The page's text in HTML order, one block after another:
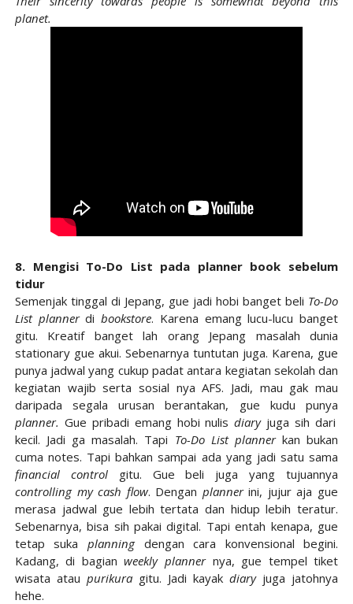
planet.
8. Mengisi To-Do List pada planner book sebelum
tidur
Semenjak tinggal di Jepang, gue jadi hobi banget beli To-Do
List plannerdibookstore. Karena emang lucu-lucu banget
gitu. Kreatif banget lah orang Jepang masalah dunia
stationary gue akui. Sebenarnya tuntutan juga. Karena, gue
punya jadwal yang cukup padat antara kegiatan sekolah dan
kegiatan wajib serta sosial nya AFS. Jadi, mau gak mau
daripada segala urusan berantakan, gue kudu punya
planner. Gue pribadi emang hobi nulisdiary juga sih dari
kecil. Jadi ga masalah. Tapi To-Do List plannerkan bukan
cuma notes. Tapi bahkan sampai ada yang jadi satu sama
financial controlgitu. Gue beli juga yang tujuannya
controlling my cash flow. Dengan plannerini, jujur aja gue
merasa jadwal gue lebih tertata dan hidup lebih teratur.
Sebenarnya, bisa sih pakai digital. Tapi entah kenapa, gue
tetap suka planning dengan cara konvensional begini.
Kadang, di bagian weekly planner nya, gue tempel tiket
wisata atau purikuragitu. Jadi kayakdiaryjuga jatohnya
hehe.